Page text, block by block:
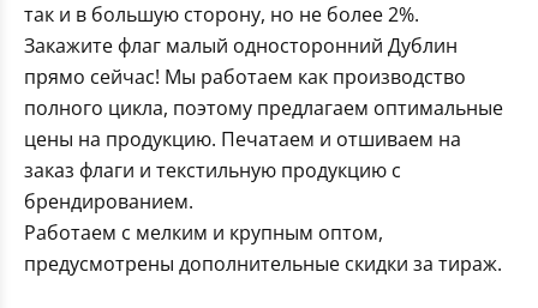
так и в большую сторону, но не более 2%.
Закажите флаг малый односторонний Дублин
прямо сейчас! Мы работаем как производство
полного цикла, поэтому предлагаем оптимальные
цены на продукцию. Печатаем и отшиваем на
заказ флаги и текстильную продукцию с
брендированием.
Работаем с мелким и крупным оптом,
предусмотрены дополнительные скидки за тираж.